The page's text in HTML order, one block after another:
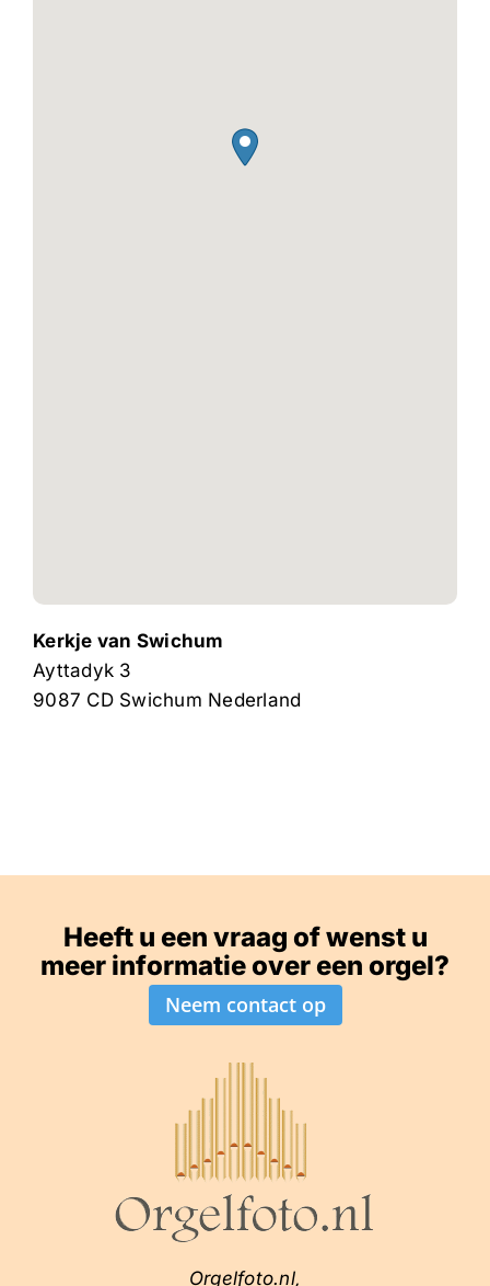
Kerkje van Swichum
Ayttadyk 3
9087 CD Swichum Nederland
Heeft u een vraag of wenst u
meer informatie over een orgel?
Neem contact op
Orgelfoto.nl,